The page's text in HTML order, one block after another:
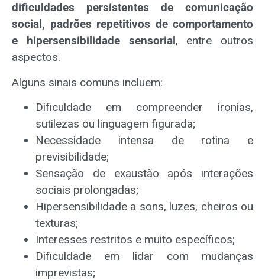
dificuldades persistentes de comunicação
social, padrões repetitivos de comportamento
e hipersensibilidade sensorial, entre outros
aspectos.
Alguns sinais comuns incluem:
Dificuldade em compreender ironias,
sutilezas ou linguagem figurada;
Necessidade intensa de rotina e
previsibilidade;
Sensação de exaustão após interações
sociais prolongadas;
Hipersensibilidade a sons, luzes, cheiros ou
texturas;
Interesses restritos e muito específicos;
Dificuldade em lidar com mudanças
imprevistas;